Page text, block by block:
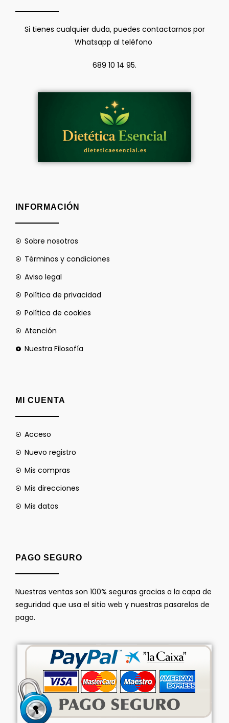
Si tienes cualquier duda, puedes contactarnos por
Whatsapp al teléfono
689 10 14 95.
INFORMACIÓN
Sobre nosotros
Términos y condiciones
Aviso legal
Política de privacidad
Política de cookies
Atención
Nuestra Filosofía
MI CUENTA
Acceso
Nuevo registro
Mis compras
Mis direcciones
Mis datos
PAGO SEGURO
Nuestras ventas son 100% seguras gracias a la capa de
seguridad que usa el sitio web y nuestras pasarelas de
pago.